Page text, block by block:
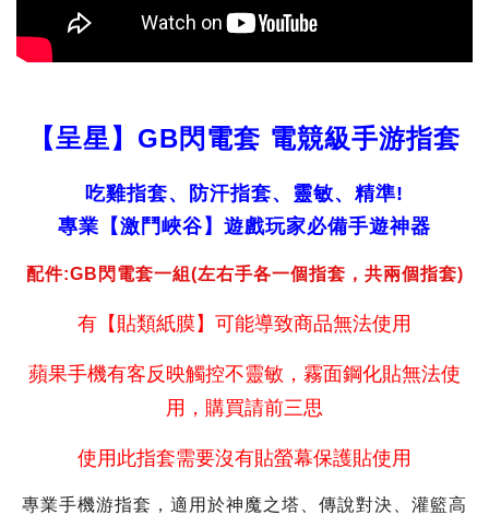
【呈星】GB閃電套 電競級手游指套
吃雞指套、防汗指套、靈敏、精準!
專業【激鬥峽谷】遊戲玩家必備手遊神器
配件:GB閃電套一組(左右手各一個指套，共兩個指套)
有【貼類紙膜】可能導致商品無法使用
蘋果手機有客反映觸控不靈敏，霧面鋼化貼無法使
用，購買請前三思
使用此指套需要沒有貼螢幕保護貼使用
專業手機游指套，適用於神魔之塔、傳說對決、灌籃高